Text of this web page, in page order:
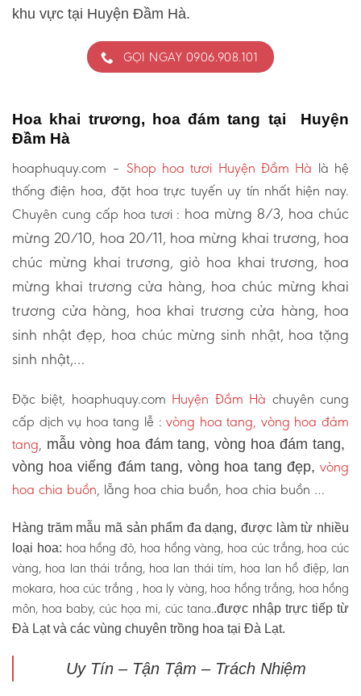
khu vực tại Huyện Đầm Hà.
GỌI NGAY 0906.908.101
Hoa khai trương, hoa đám tang tại Huyện
Đầm Hà
hoaphuquy.com – Shop hoa tươi Huyện Đầm Hà là hệ
thống điện hoa, đặt hoa trực tuyến uy tín nhất hiện nay.
Chuyên cung cấp hoa tươi : hoa mừng 8/3, hoa chúc
mừng 20/10, hoa 20/11, hoa mừng khai trương, hoa
chúc mừng khai trương, giỏ hoa khai trương, hoa
mừng khai trương cửa hàng, hoa chúc mừng khai
trương cửa hàng, hoa khai trương cửa hàng, hoa
sinh nhật đẹp, hoa chúc mừng sinh nhật, hoa tặng
sinh nhật,…
Đặc biệt, hoaphuquy.com Huyện Đầm Hà chuyên cung
cấp dịch vụ hoa tang lễ :vòng hoa tang, vòng hoa đám
tang, mẫu vòng hoa đám tang, vòng hoa đám tang,
vòng hoa viếng đám tang, vòng hoa tang đẹp, vòng
hoa chia buồn, lẵng hoa chia buồn, hoa chia buồn …
Hàng trăm mẫu mã sản phẩm đa dạng, được làm từ nhiều
loại hoa: hoa hồng đỏ, hoa hồng vàng, hoa cúc trắng, hoa cúc
vàng, hoa lan thái trắng, hoa lan thái tím, hoa lan hồ điệp, lan
mokara, hoa cúc trắng , hoa ly vàng, hoa hồng trắng, hoa hồng
môn, hoa baby, cúc họa mi, cúc tana..được nhập trực tiếp từ
Đà Lạt và các vùng chuyên trồng hoa tại Đà Lạt.
Uy Tín – Tận Tậm – Trách Nhiệm